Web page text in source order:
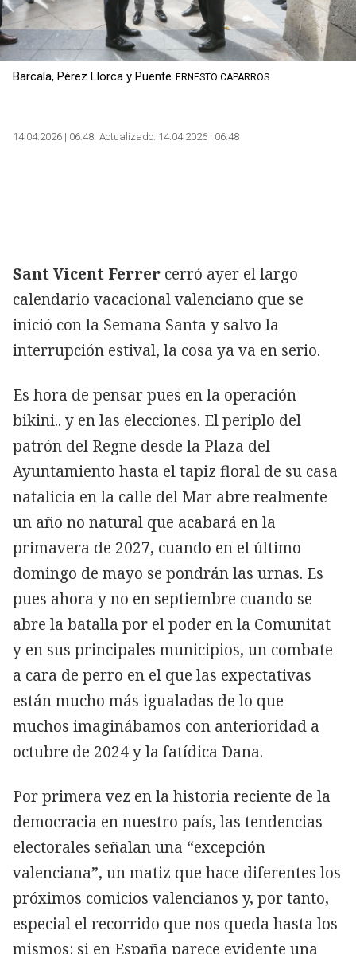
Barcala, Pérez Llorca y Puente ERNESTO CAPARROS
14.04.2026 | 06:48 Actualizado: 14.04.2026 | 06:48
Sant Vicent Ferrer cerró ayer el largo
calendario vacacional valenciano que se
inició con la Semana Santa y salvo la
interrupción estival, la cosa ya va en serio.
Es hora de pensar pues en la operación
bikini.. y en las elecciones. El periplo del
patrón del Regne desde la Plaza del
Ayuntamiento hasta el tapiz floral de su casa
natalicia en la calle del Mar abre realmente
un año no natural que acabará en la
primavera de 2027, cuando en el último
domingo de mayo se pondrán las urnas. Es
pues ahora y no en septiembre cuando se
abre la batalla por el poder en la Comunitat
y en sus principales municipios, un combate
a cara de perro en el que las expectativas
están mucho más igualadas de lo que
muchos imaginábamos con anterioridad a
octubre de 2024 y la fatídica Dana.
Por primera vez en la historia reciente de la
democracia en nuestro país, las tendencias
electorales señalan una “excepción
valenciana”, un matiz que hace diferentes los
próximos comicios valencianos y, por tanto,
especial el recorrido que nos queda hasta los
mismos: si en España parece evidente una